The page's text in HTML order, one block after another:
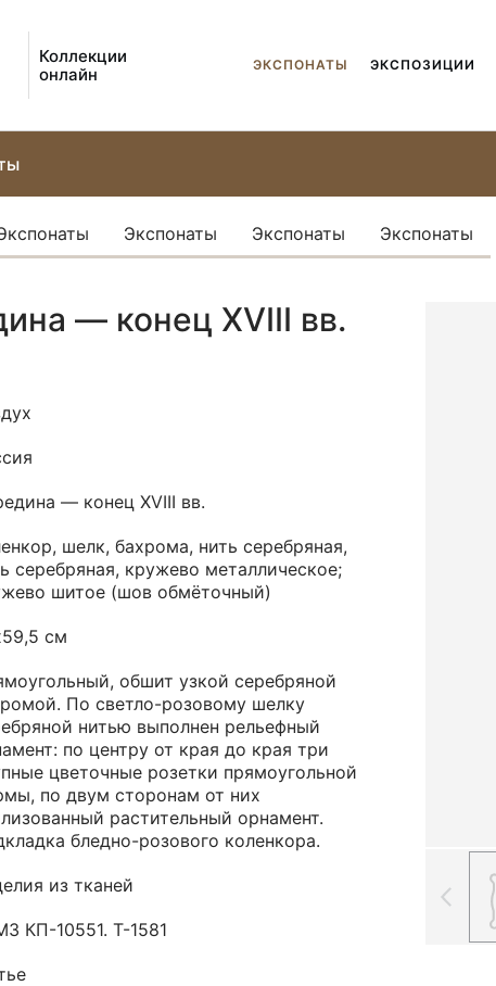
Коллекции
онлайн
ЭКСПОНАТЫ ЭКСПОЗИЦИИ
Экспонаты Экспонаты Экспонаты
— конец XVIII вв.
— конец XVIII вв.
шелк, бахрома, нить серебряная,
серебряная, кружево металлическое;
шитое (шов обмёточный)
см
обшит узкой серебряной
По светло-розовому шелку
нитью выполнен рельефный
по центру от края до края три
цветочные розетки прямоугольной
по двум сторонам от них
растительный орнамент.
бледно-розового коленкора.
из тканей
КП-10551. Т-1581